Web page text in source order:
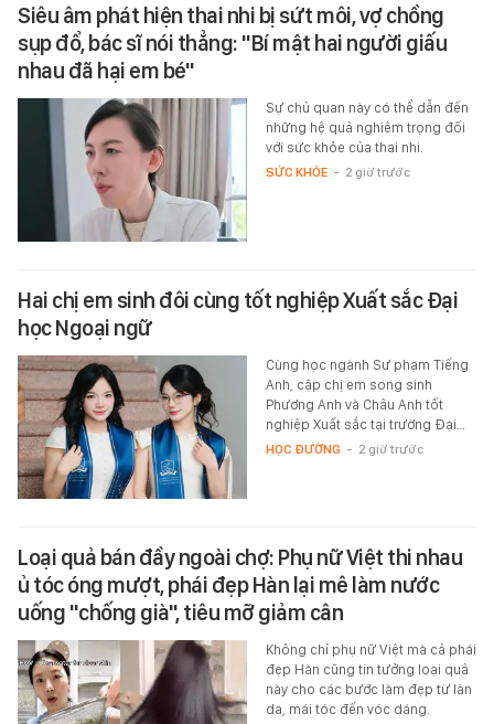
Siêu âm phát hiện thai nhi bị sứt môi, vợ chồng
sụp đổ, bác sĩ nói thẳng: "Bí mật hai người giấu
nhau đã hại em bé"
Sự chủ quan này có thể dẫn đến
những hệ quả nghiêm trọng đối
với sức khỏe của thai nhi.
SỨC KHỎE - 2 giờ trước
Hai chị em sinh đôi cùng tốt nghiệp Xuất sắc Đại
học Ngoại ngữ
Cùng học ngành Sư phạm Tiếng
Anh, cặp chị em song sinh
Phương Anh và Châu Anh tốt
nghiệp Xuất sắc tại trường Đại…
HỌC ĐƯỜNG - 2 giờ trước
Loại quả bán đầy ngoài chợ: Phụ nữ Việt thi nhau
ủ tóc óng mượt, phái đẹp Hàn lại mê làm nước
uống "chống già", tiêu mỡ giảm cân
Không chỉ phụ nữ Việt mà cả phái
đẹp Hàn cũng tin tưởng loại quả
này cho các bước làm đẹp từ làn
da, mái tóc đến vóc dáng.